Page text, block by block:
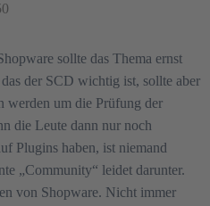
sollte das Thema ernst
der SCD wichtig ist, sollte aber
werden um die Prüfung der
die Leute dann nur noch
Plugins haben, ist niemand
„Community“ leidet darunter.
von Shopware. Nicht immer